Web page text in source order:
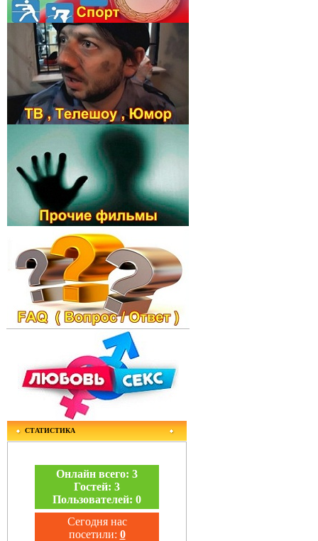
СТАТИСТИКА
Онлайн всего: 3
Гостей: 3
Пользователей: 0
Сегодня нас
посетили: 0